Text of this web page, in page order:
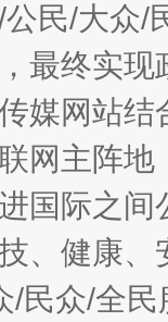
民/大众
最终实
媒网站
网主阵
国际之
、健康
/民众/全